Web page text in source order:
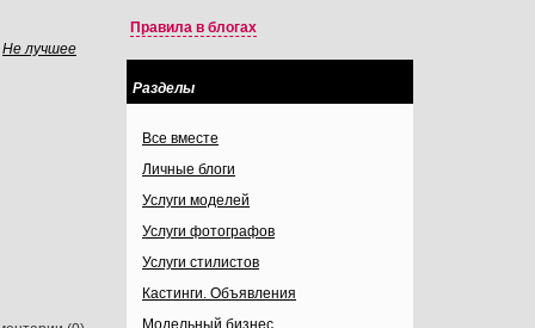
Не лучшее
Правила в блогах
Разделы
Все вместе
Личные блоги
Услуги моделей
Услуги фотографов
Услуги стилистов
Кастинги. Объявления
Модельный бизнес